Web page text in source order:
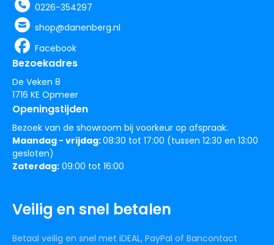
0226-354297
shop@danenberg.nl
Facebook
Bezoekadres
De Veken 8
1716 KE Opmeer
Openingstijden
Bezoek van de showroom bij voorkeur op afspraak.
Maandag - vrijdag:08:30 tot 17:00 (tussen 12:30 en 13:00
gesloten)
Zaterdag: 09:00 tot 16:00
Veilig en snel betalen
Betaal veilig en snel met iDEAL, PayPal of Bancontact